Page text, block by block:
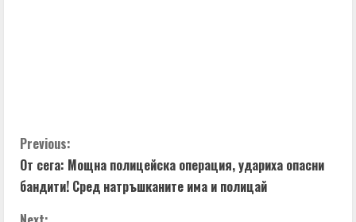
C
o
Previous:
От сега: Мощна полицейска операция, удариха опасни
бандити! Сред натръшканите има и полицай